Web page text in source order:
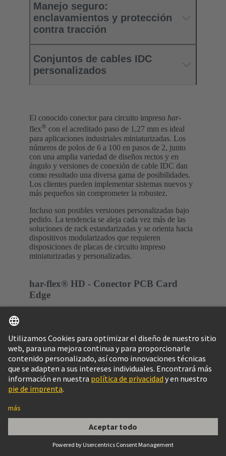
Manejo seguro:
enclavamientos y protección
contra tracción
Conjuntos de cables IDC
personalizados
El conocido conector para circuito impreso har-
flex® con el acreditado paso de 1,27 mm es ideal
para aplicaciones industriales miniaturizadas. Los
números de polos de 6 a 100 en pasos de 2, junto
con una amplia variedad de diseños rectos y en
ángulo y versiones de conexión de cable IDC dan
como resultado una diversa gama de posibilidades.
Los clientes pueden implementar sistemas nuevos y
más pequeños sin comprometer la robustez.
Incluso son posibles versiones personalizadas bajo
pedido. La tendencia se aleja cada vez más de las
soluciones de rack estandarizadas y se orienta hacia
dispositivos modularizados que requieren
disposiciones de placas de circuito impreso
miniaturizadas y personalizadas.
har-flex® HD - Conector PCB Card
Edge
Los conectores de una pieza de la serie har-flex ®
HD - Card Edge con un paso de contacto de 0,8 mm
permiten enchufar directamente placas de circuito
impreso con un grosor de 1,6 mm.
Listo para la industria: